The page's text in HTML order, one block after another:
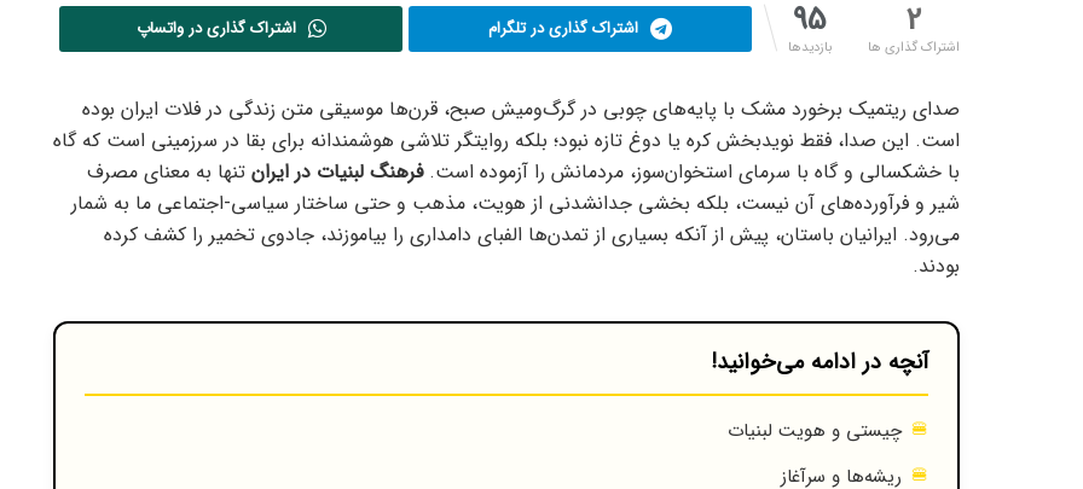
2
اشتراک گذاری ها
95
بازدیدها
اشتراک گذاری در تلگرام اشتراک گذاری در واتساپ
صدای ریتمیک برخورد مشک با پایه‌های چوبی در گرگ‌ومیش صبح، قرن‌ها موسیقی متن زندگی در فلات ایران بوده
است. این صدا، فقط نویدبخش کره یا دوغ تازه نبود؛ بلکه روایتگر تلاشی هوشمندانه برای بقا در سرزمینی است که گاه
با خشکسالی و گاه با سرمای استخوان‌سوز، مردمانش را آزموده است.فرهنگ لبنیات در ایران تنها به معنای مصرف
شیر و فرآورده‌های آن نیست، بلکه بخشی جدانشدنی از هویت، مذهب و حتی ساختار سیاسی-اجتماعی ما به شمار
می‌رود. ایرانیان باستان، پیش از آنکه بسیاری از تمدن‌ها الفبای دامداری را بیاموزند، جادوی تخمیر را کشف کرده
بودند.
آنچه در ادامه می‌خوانید!
چیستی و هویت لبنیات
ریشه‌ها و سرآغاز